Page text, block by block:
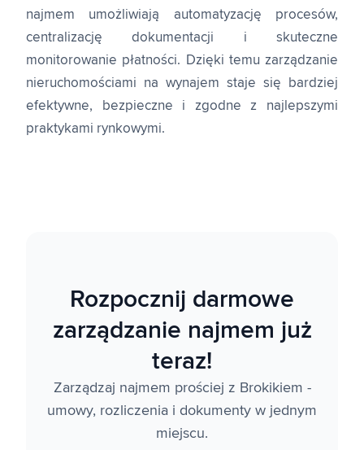
najmem umożliwiają automatyzację procesów,
centralizację dokumentacji i skuteczne
monitorowanie płatności. Dzięki temu zarządzanie
nieruchomościami na wynajem staje się bardziej
efektywne, bezpieczne i zgodne z najlepszymi
praktykami rynkowymi.
Rozpocznij darmowe
zarządzanie najmem już
teraz!
Zarządzaj najmem prościej z Brokikiem -
umowy, rozliczenia i dokumenty w jednym
miejscu.